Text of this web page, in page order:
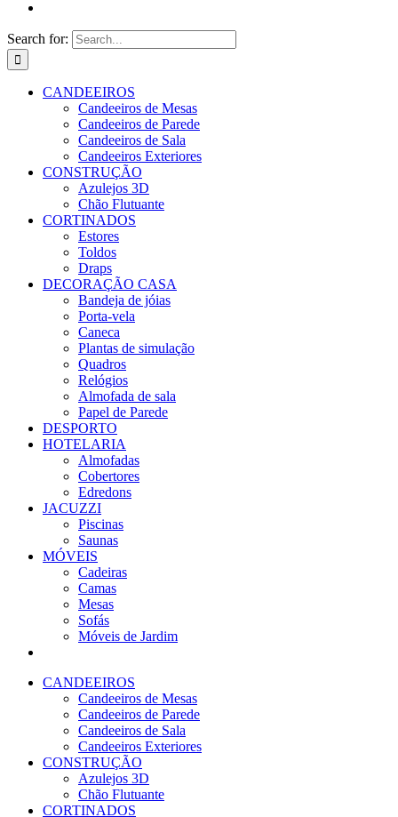
Search for:
CANDEEIROS
Candeeiros de Mesas
Candeeiros de Parede
Candeeiros de Sala
Candeeiros Exteriores
CONSTRUÇÃO
Azulejos 3D
Chão Flutuante
CORTINADOS
Estores
Toldos
Draps
DECORAÇÃO CASA
Bandeja de jóias
Porta-vela
Caneca
Plantas de simulação
Quadros
Relógios
Almofada de sala
Papel de Parede
DESPORTO
HOTELARIA
Almofadas
Cobertores
Edredons
JACUZZI
Piscinas
Saunas
MÓVEIS
Cadeiras
Camas
Mesas
Sofás
Móveis de Jardim
CANDEEIROS
Candeeiros de Mesas
Candeeiros de Parede
Candeeiros de Sala
Candeeiros Exteriores
CONSTRUÇÃO
Azulejos 3D
Chão Flutuante
CORTINADOS